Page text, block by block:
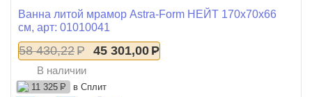
Ванна литой мрамор Astra-Form НЕЙТ 170x70x66
см, арт: 01010041
58 430,22 Р 45 301,00 Р
В наличии
11 325 Р в Сплит